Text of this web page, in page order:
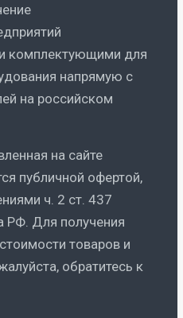
комплектующими для
напрямую с
на российском
на сайте
публичной офертой,
ч. 2 ст. 437
РФ. Для получения
товаров и
обратитесь к